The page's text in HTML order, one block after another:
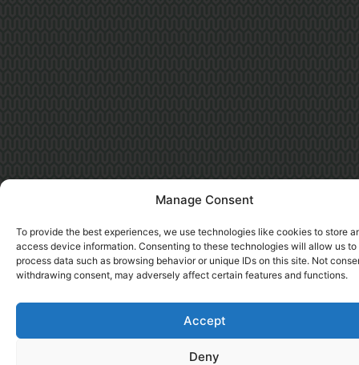
Manage Consent
To provide the best experiences, we use technologies like cookies to store
access device information. Consenting to these technologies will allow us to
process data such as browsing behavior or unique IDs on this site. Not
withdrawing consent, may adversely affect certain features and functions.
Accept
Deny